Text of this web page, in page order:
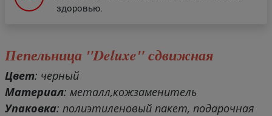
Пепельница "Deluxe" сдвижная
Цвет: черный
Материал: металл,кожзаменитель
Упаковка: полиэтиленовый пакет, подарочная
здоровью.